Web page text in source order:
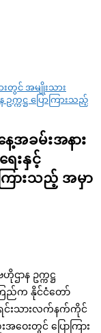
းတွင် အမျိုးသား
ဥက္ကဋ္ဌ ပြောကြားသည့်
အခမ်းအနား
းနှင့်
ာကြားသည့် အမှာ
ဌာန ဥက္ကဋ္ဌ
ြည်က နိုင်ငံတော်
င်းသားလက်နက်ကိုင်
ဝေးတွင် ပြောကြား